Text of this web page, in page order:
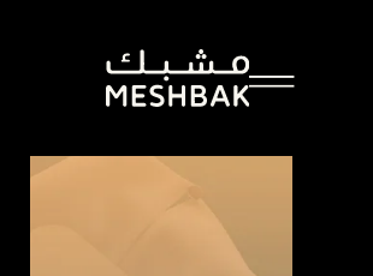
عودة الى المشاريع